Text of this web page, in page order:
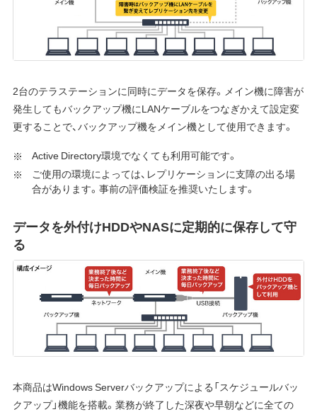
2台のテラステーションに同時にデータを保存。メイン機に障害が
発生してもバックアップ機にLANケーブルをつなぎかえて設定変
更することで、バックアップ機をメイン機として使用できます。
Active Directory環境でなくても利用可能です。
ご使用の環境によっては、レプリケーションに支障の出る場
合があります。事前の評価検証を推奨いたします。
データを外付けHDDやNASに定期的に保存して守
る
本商品はWindows Serverバックアップによる「スケジュールバッ
クアップ」機能を搭載。業務が終了した深夜や早朝などに全ての